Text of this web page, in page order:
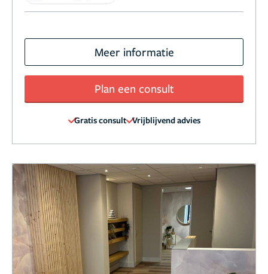
Meer informatie
Plan een consult
Gratis consult Vrijblijvend advies